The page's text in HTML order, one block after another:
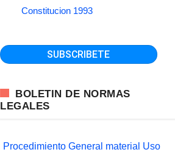
Constitucion 1993
BOLETIN DE NORMAS
LEGALES
Procedimiento General material Uso